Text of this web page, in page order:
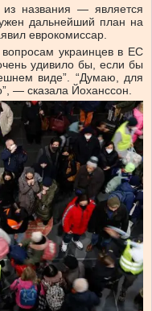
названия — является
дальнейший план на
еврокомиссар.
украинцев в ЕС
удивило бы, если бы
виде”. “Думаю, для
— сказала Йоханссон.